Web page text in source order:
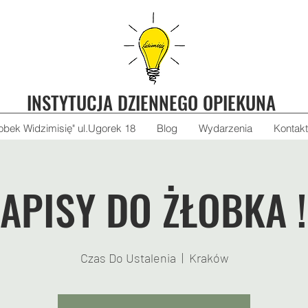
INSTYTUCJA DZIENNEGO OPIEKUNA
Widzimisię" ul.Ugorek 18 Blog Wydarzenia Kontakt
DO ŻŁOBKA
Czas Do Ustalenia
  |
Kraków